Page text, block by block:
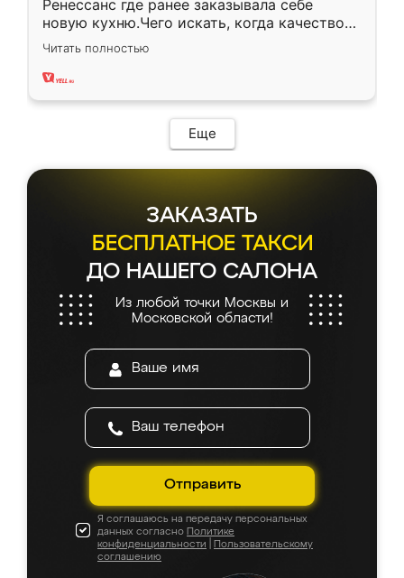
Ренессанс где ранее заказывала себе
новую кухню.Чего искать, когда качеством
вполне довольна. Служит кухня уже почти
два года, нареканий нет.
Читать полностью
Еще
ЗАКАЗАТЬ
БЕСПЛАТНОЕ ТАКСИ
ДО НАШЕГО САЛОНА
Из любой точки Москвы и
Московской области!
Отправить
Я соглашаюсь на передачу персональных
данных согласно Политике
конфиденциальности
Пользовательскому
соглашению